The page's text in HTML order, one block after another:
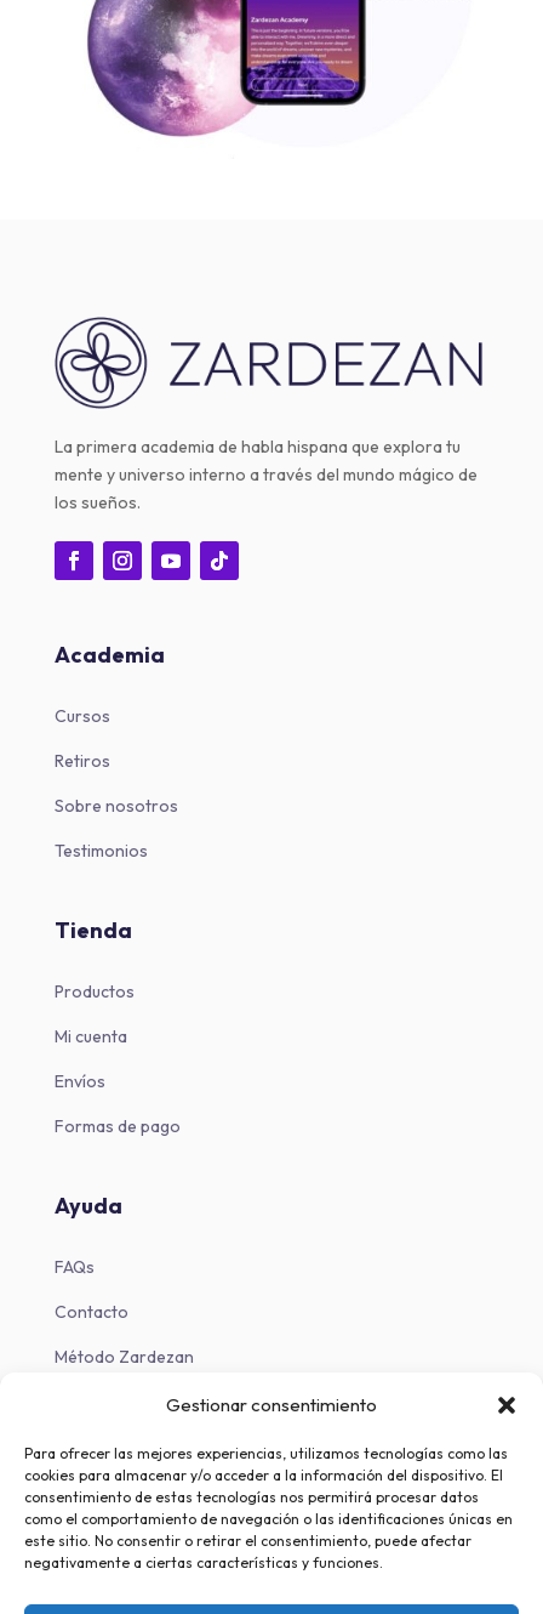
Gestionar consentimiento
Para ofrecer las mejores experiencias, utilizamos tecnologías como las
cookies para almacenar y/o acceder a la información del dispositivo. El
consentimiento de estas tecnologías nos permitirá procesar datos
como el comportamiento de navegación o las identificaciones únicas en
este sitio. No consentir o retirar el consentimiento, puede afectar
negativamente a ciertas características y funciones.
La primera academia de habla hispana que explora tu
mente y universo interno a través del mundo mágico de
los sueños.
Academia
Cursos
Retiros
Sobre nosotros
Testimonios
Tienda
Productos
Mi cuenta
Envíos
Formas de pago
Ayuda
FAQs
Contacto
Método Zardezan
Descargas
Descargar en iOS